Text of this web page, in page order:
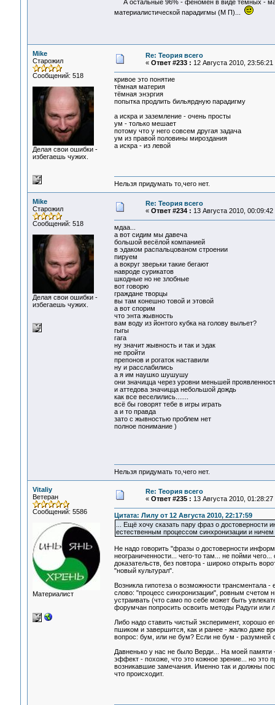
А остальные 96% - феномен в виде темных -
материалистической парадигмы (М П)...
Mike
Старожил
Сообщений: 518
Делая свои ошибки -
избегаешь чужих.
Re: Теория всего
« Ответ #233 : 12 Августа 2010, 23:56:21
кривое это понятие
тёмная материя
тёмная энэргия
попытка продлить бильярдную парадигму
а искра и заземление - очень просты
ум - только мешает
потому что у него совсем другая задача
ум из правой половины мироздания
а искра - из левой
Нельзя придумать то,чего нет.
Mike
Старожил
Сообщений: 518
Делая свои ошибки -
избегаешь чужих.
Re: Теория всего
« Ответ #234 : 13 Августа 2010, 00:09:42
мдаа...
а вот сидим мы давеча
большой весёлой компанией
в эдаком распальцованом строении
пируем
а вокруг зверьки такие бегают
навроде сурикатов
шкодные но не злобные
вот говорю
граждане творцы
вы там конешно товой и этовой
а вот спорим
что энта жывность
вам воду из йонтого кубка на голову выльет?
гыгы
гага
ну значит жывность и так и эдак
не пройти
препонов и рогаток наставили
ну и расслабились
а я им наушко шушушу
они значицца через уровни меньшей
и аттедова значицца небольшой дождь
как все веселились.......
всё бы говорят тебе в игры играть
а и то правда
зато с жывностью проблем нет
полное понимание )
Нельзя придумать то,чего нет.
Vitaliy
Ветеран
Сообщений: 5586
Материалист
Re: Теория всего
« Ответ #235 : 13 Августа 2010, 01:28:27
Цитата: Лилу от 12 Августа 2010, 22:17:59
... Ещё хочу сказать пару фраз о
естественным процессом синхронизации и
Не надо говорить "фразы о достоверности
неограниченности... чего-то там... не пойми
доказательств, без повтора - широко открыть
"новый культурал".
Возникла гипотеза о возможности трансментала
слово: "процесс синхронизации", ровным счетом
устраивать (что само по себе может быть
форумчан попросить освоить методы Радуги или
Либо надо ставить чистый эксперимент, хорошо
пшиком и завершится, как и ранее - жалко даже
вопрос: бум, или не бум? Если не бум - разумней
Давненько у нас не было Верди... На моей памяти
эффект - похоже, что это кожное зрение... но это
возникавшие замечания. Именно так и должны
что происходит.